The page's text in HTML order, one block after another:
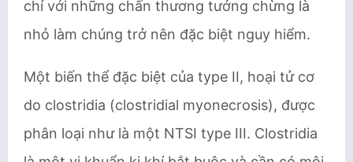
chỉ với những chấn thương tưởng chừng là
nhỏ làm chúng trở nên đặc biệt nguy hiểm.
Một biến thể đặc biệt của type II, ​hoại tử cơ
do clostridia (clostridial myonecrosis)​, được
phân loại như là một ​NTSI type III​. Clostridia